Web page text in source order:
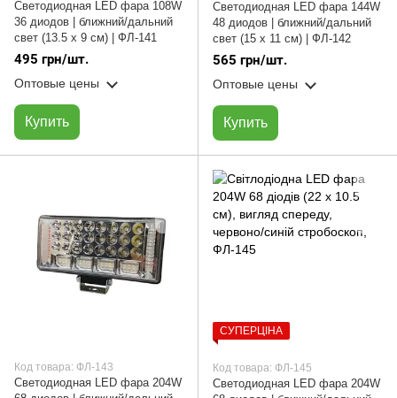
Светодиодная LED фара 108W
36 диодов | ближний/дальний
свет (13.5 х 9 см) | ФЛ-141
495 грн/шт.
Оптовые цены
Купить
Светодиодная LED фара 144W
48 диодов | ближний/дальний
свет (15 х 11 см) | ФЛ-142
565 грн/шт.
Оптовые цены
Купить
Код товара: ФЛ-143
Светодиодная LED фара 204W
СУПЕРЦІНА
Код товара: ФЛ-145
Светодиодная LED фара 204W